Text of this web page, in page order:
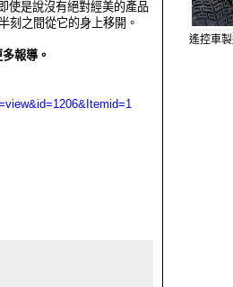
使是說沒有絕對經美的產品
刻之間從它的身上移開。
報導。
遙控車